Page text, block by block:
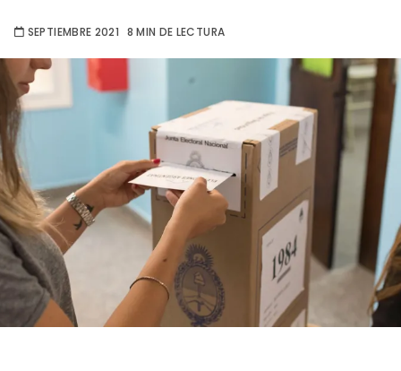
SEPTIEMBRE 2021 8 MIN DE LECTURA